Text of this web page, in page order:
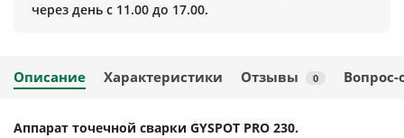
через день с 11.00 до 17.00.
Описание Характеристики Отзывы 0 Вопрос-
Аппарат точечной сварки GYSPOT PRO 230.